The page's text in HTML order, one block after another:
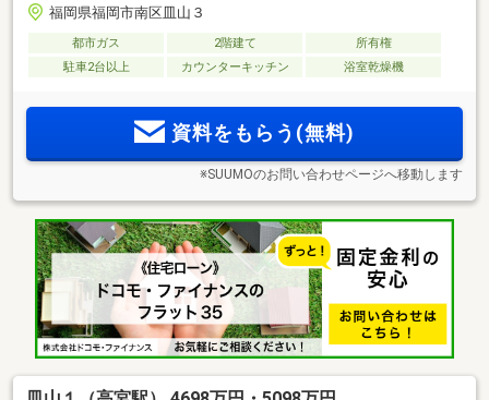
福岡県福岡市南区皿山３
都市ガス 2階建て
所有権
駐車2台以上
カウンターキッチン 浴室乾燥機
資料をもらう(無料)
※SUUMOのお問い合わせページへ移動します